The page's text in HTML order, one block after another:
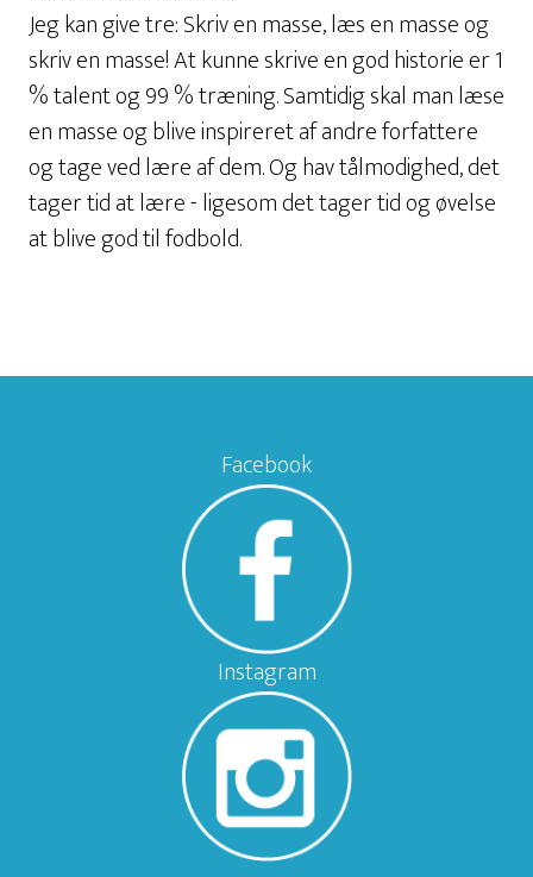
Jeg kan give tre: Skriv en masse, læs en masse og
skriv en masse! At kunne skrive en god historie er 1
% talent og 99 % træning. Samtidig skal man læse
en masse og blive inspireret af andre forfattere
og tage ved lære af dem. Og hav tålmodighed, det
tager tid at lære - ligesom det tager tid og øvelse
at blive god til fodbold.
Facebook
Instagram